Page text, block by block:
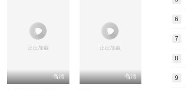
高清 高清
6
7
8
9